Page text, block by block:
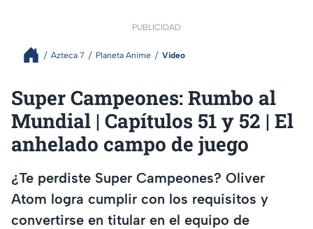
PUBLICIDAD
Azteca 7 Planeta Anime Video
Super Campeones: Rumbo al
Mundial | Capítulos 51 y 52 | El
anhelado campo de juego
¿Te perdiste Super Campeones? Oliver
Atom logra cumplir con los requisitos y
convertirse en titular en el equipo de